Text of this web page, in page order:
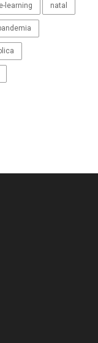
e-learning natal